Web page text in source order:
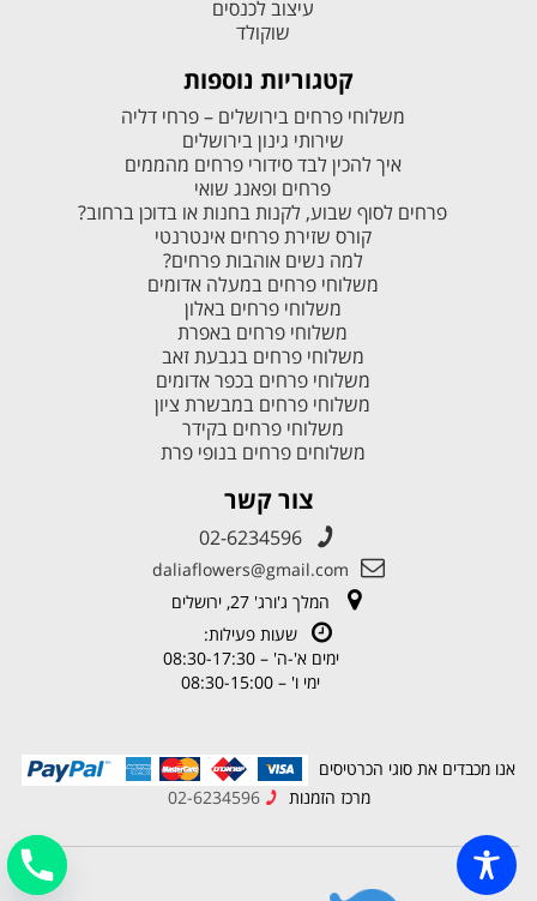
עיצוב לכנסים
שוקולד
קטגוריות נוספות
משלוחי פרחים בירושלים – פרחי דליה
שירותי גינון בירושלים
איך להכין לבד סידורי פרחים מהממים
פרחים ופאנג שואי
פרחים לסוף שבוע, לקנות בחנות או בדוכן ברחוב?
קורס שזירת פרחים אינטרנטי
למה נשים אוהבות פרחים?
משלוחי פרחים במעלה אדומים
משלוחי פרחים באלון
משלוחי פרחים באפרת
משלוחי פרחים בגבעת זאב
משלוחי פרחים בכפר אדומים
משלוחי פרחים במבשרת ציון
משלוחי פרחים בקידר
משלוחים פרחים בנופי פרת
צור קשר
02-6234596
daliaflowers@gmail.com
המלך ג'ורג' 27, ירושלים
שעות פעילות:
ימים א'-ה' – 08:30-17:30
ימי ו' – 08:30-15:00
אנו מכבדים את סוגי הכרטיסים
מרכז הזמנות
02-6234596